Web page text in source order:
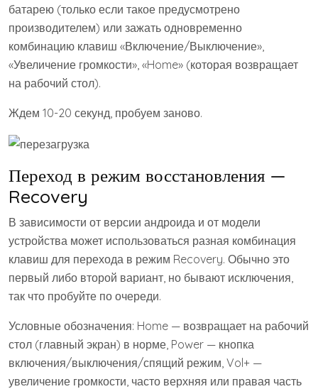
батарею (только если такое предусмотрено
производителем) или зажать одновременно
комбинацию клавиш «Включение/Выключение»,
«Увеличение громкости», «Home» (которая возвращает
на рабочий стол).
Ждем 10-20 секунд, пробуем заново.
Переход в режим восстановления —
Recovery
В зависимости от версии андроида и от модели
устройства может использоваться разная комбинация
клавиш для перехода в режим Recovery. Обычно это
первый либо второй вариант, но бывают исключения,
так что пробуйте по очереди.
Условные обозначения: Home — возвращает на рабочий
стол (главный экран) в норме, Power — кнопка
включения/выключения/спящий режим, Vol+ —
увеличение громкости, часто верхняя или правая часть